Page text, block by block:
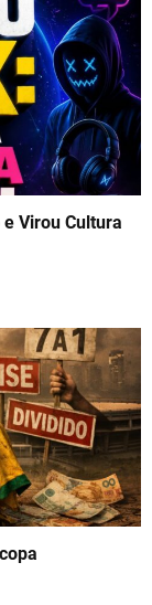
Virou Cultura